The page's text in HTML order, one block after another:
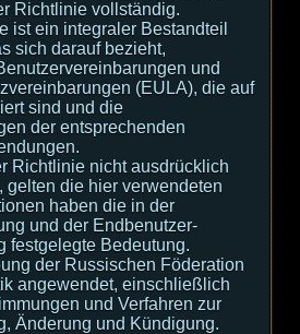
Richtlinie vollständig.
ist ein integraler Bestandteil
sich darauf bezieht,
und
(EULA), die auf
sind und die
der entsprechenden
Richtlinie nicht ausdrücklich
gelten die hier verwendeten
haben die in der
und der Endbenutzer-
festgelegte Bedeutung.
der Russischen Föderation
angewendet, einschließlich
und Verfahren zur
Änderung und Kündigung.